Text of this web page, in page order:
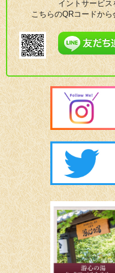
イントサービ
こちらのQRコードか